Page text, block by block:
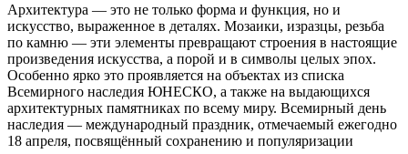
Архитектура — это не только форма и функция, но и
искусство, выраженное в деталях. Мозаики, изразцы, резьба
по камню — эти элементы превращают строения в настоящие
произведения искусства, а порой и в символы целых эпох.
Особенно ярко это проявляется на объектах из списка
Всемирного наследия ЮНЕСКО, а также на выдающихся
архитектурных памятниках по всему миру. Всемирный день
наследия — международный праздник, отмечаемый ежегодно
18 апреля, посвящённый сохранению и популяризации